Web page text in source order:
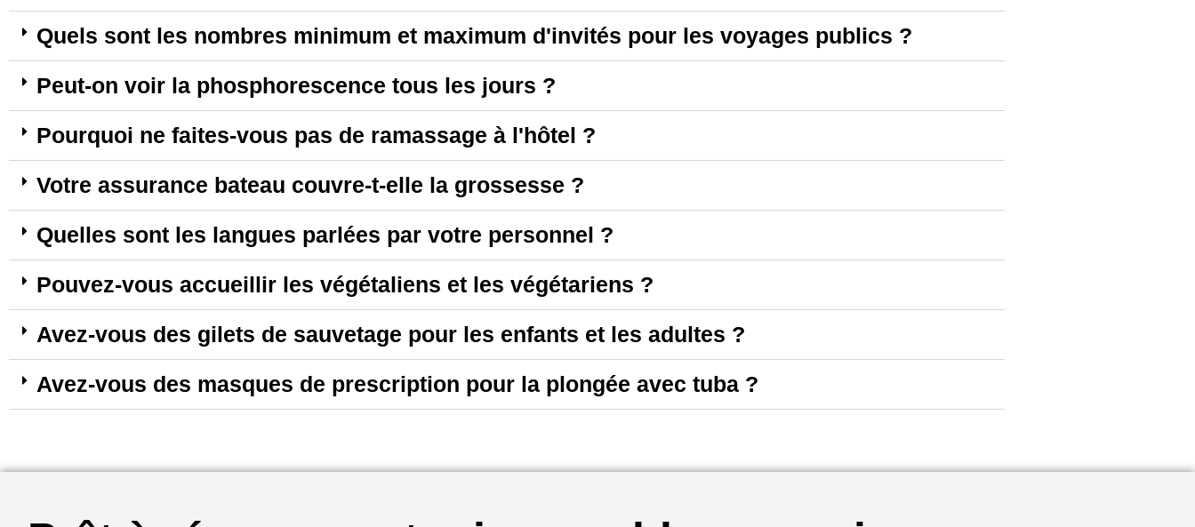
Quels sont les nombres minimum et maximum d'invités pour les voyages publics ?
Peut-on voir la phosphorescence tous les jours ?
Pourquoi ne faites-vous pas de ramassage à l'hôtel ?
Votre assurance bateau couvre-t-elle la grossesse ?
Quelles sont les langues parlées par votre personnel ?
Pouvez-vous accueillir les végétaliens et les végétariens ?
Avez-vous des gilets de sauvetage pour les enfants et les adultes ?
Avez-vous des masques de prescription pour la plongée avec tuba ?